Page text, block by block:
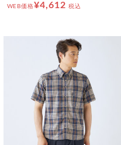
WEB価格¥4,612 税込